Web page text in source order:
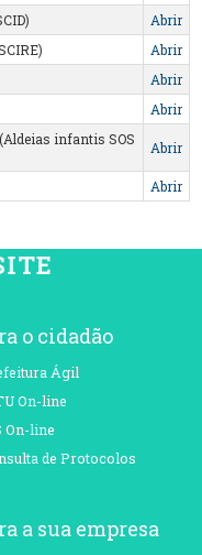
Abrir
Abrir
Abrir
Abrir
infantis SOS
Abrir
Abrir
o cidadão
Ágil
On-line
On-line
de Protocolos
a sua empresa